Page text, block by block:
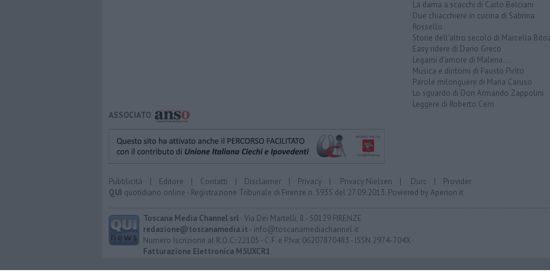
La dama a scacchi di Carlo Belciani
Due chiacchiere in cucina di Sabrina
Rossello
Storie dell'altro secolo di Marcella
Easy ridere di Dario Greco
Legami d'amore di Malena ...
Musica e dintorni di Fausto Pirìto
Parole milonguere di Maria Caruso
Lo sguardo di Don Armando Zappolini
Leggere di Roberto Cerri
ASSOCIATO
Pubblicità | Editore | Contatti | Disclaimer | Privacy | Privacy Nielsen | Durc | Provider
QUI quotidiano online - Registrazione Tribunale di Firenze n. 5935 del 27.09.2013. Powered byAperion.it
Toscana Media Channel srl- Via Dei Martelli, 8 - 50129 FIRENZE
redazione@toscanamedia.it - info@toscanamediachannel.it
Numero Iscrizione al R.O.C: 22105 - C.F. e P.Iva: 06207870483 - ISSN 2974-704X
Fatturazione Elettronica M5UXCR1